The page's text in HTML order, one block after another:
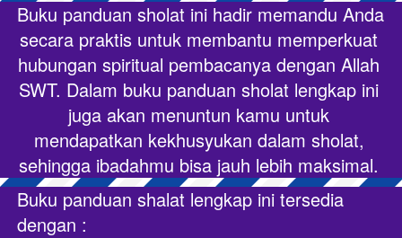
Buku panduan sholat ini hadir memandu Anda
secara praktis untuk membantu memperkuat
hubungan spiritual pembacanya dengan Allah
SWT. Dalam buku panduan sholat lengkap ini
juga akan menuntun kamu untuk
mendapatkan kekhusyukan dalam sholat,
sehingga ibadahmu bisa jauh lebih maksimal.
Buku panduan shalat lengkap ini tersedia
dengan :